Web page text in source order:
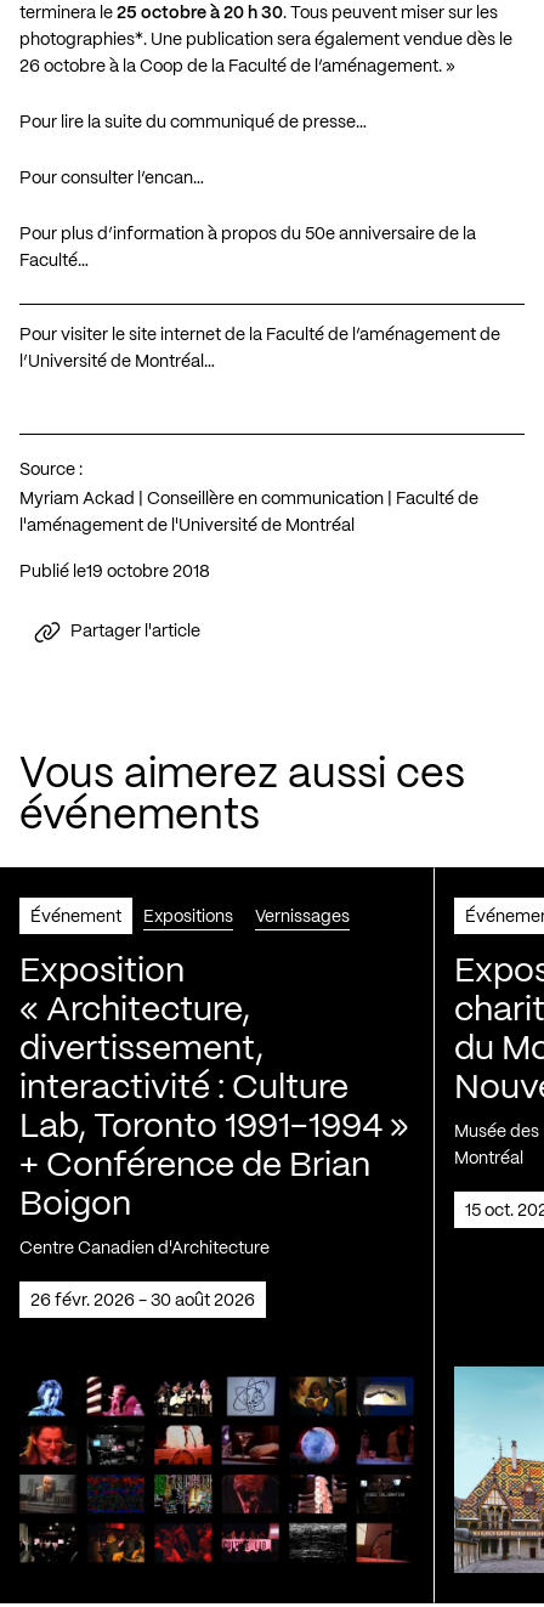
terminera le 25 octobre à 20 h 30. Tous peuvent miser sur les
photographies*. Une publication sera également vendue dès le
26 octobre à la Coop de la Faculté de l’aménagement. »
Pour lire la suite du communiqué de presse…
Pour consulter l’encan…
Pour plus d’information à propos du 50e anniversaire de la
Faculté…
Pour visiter le site internet de la Faculté de l’aménagement de
l’Université de Montréal…
Source :
Myriam Ackad | Conseillère en communication | Faculté de
l'aménagement de l'Université de Montréal
Publié le 19 octobre 2018
Partager l'article
Vous aimerez aussi ces
événements
Événement Expositions Vernissages
Exposition
« Architecture,
divertissement,
interactivité : Culture
Lab, Toronto 1991-1994 »
+ Conférence de Brian
Boigon
Centre Canadien d'Architecture
26 févr. 2026 - 30 août 2026
du
Musée
Montréal
15 oct.